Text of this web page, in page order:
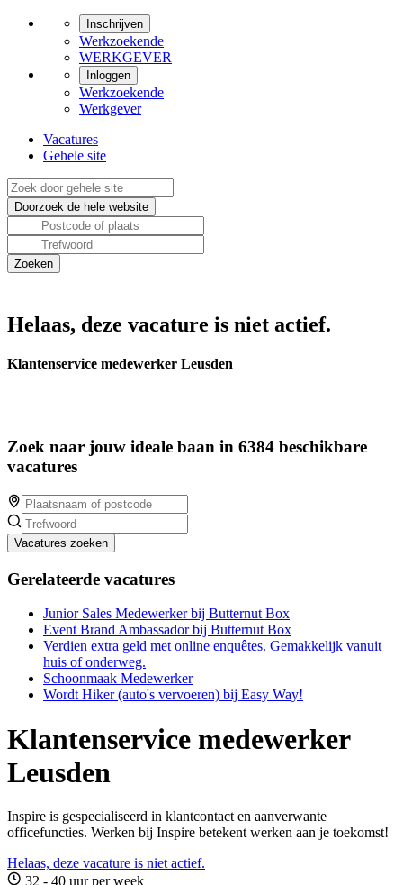
Inschrijven
Werkzoekende
WERKGEVER
Inloggen
Werkzoekende
Werkgever
Vacatures
Gehele site
Helaas, deze vacature is niet actief.
Klantenservice medewerker Leusden
Zoek naar jouw ideale baan in 6384 beschikbare
vacatures
Vacatures zoeken
Gerelateerde vacatures
Junior Sales Medewerker bij Butternut Box
Event Brand Ambassador bij Butternut Box
Verdien extra geld met online enquêtes. Gemakkelijk vanuit
huis of onderweg.
Schoonmaak Medewerker
Wordt Hiker (auto's vervoeren) bij Easy Way!
Klantenservice medewerker
Leusden
Inspire is gespecialiseerd in klantcontact en aanverwante
officefuncties. Werken bij Inspire betekent werken aan je toekomst!
Helaas, deze vacature is niet actief.
32 - 40 uur per week